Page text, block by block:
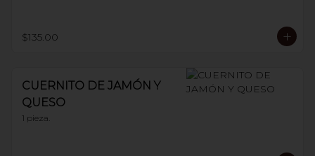
$135.00
CUERNITO DE JAMÓN Y
QUESO
1 pieza.